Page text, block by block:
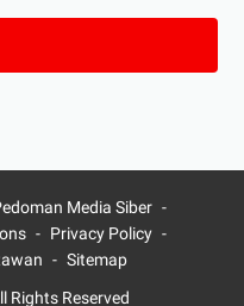
Media Siber
Privacy Policy
Sitemap
Rights Reserved